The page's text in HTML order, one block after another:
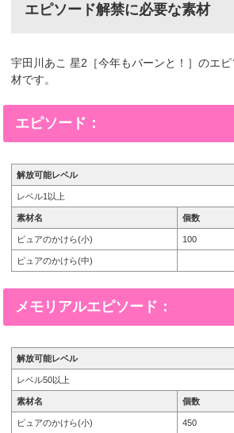
エピソード解禁に必要な素材
宇田川あこ 星2［今年もバーンと！］のエ
材です。
エピソード：
解放可能レベル
レベル1以上
素材名 個数
ピュアのかけら(小) 100
ピュアのかけら(中)
メモリアルエピソード：
解放可能レベル
レベル50以上
素材名 個数
ピュアのかけら(小) 450